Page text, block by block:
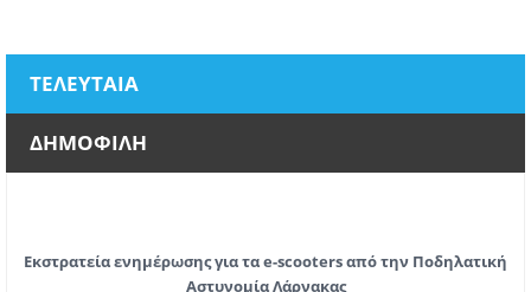
ΤΕΛΕΥΤΑΙΑ
ΔΗΜΟΦΙΛΗ
Εκστρατεία ενημέρωσης για τα e-scooters από την Ποδηλατική
Αστυνομία Λάρνακας